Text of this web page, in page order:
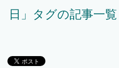
日」タグの記事一覧